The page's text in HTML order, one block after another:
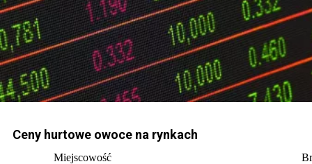
Ceny hurtowe owoce na rynkach
Miejscowość